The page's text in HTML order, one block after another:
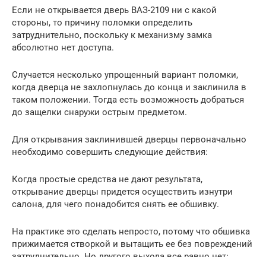
Если не открывается дверь ВАЗ-2109 ни с какой
стороны, то причину поломки определить
затруднительно, поскольку к механизму замка
абсолютно нет доступа.
Случается несколько упрощенный вариант поломки,
когда дверца не захлопнулась до конца и заклинила в
таком положении. Тогда есть возможность добраться
до защелки снаружи острым предметом.
Для открывания заклинившей дверцы первоначально
необходимо совершить следующие действия:
Когда простые средства не дают результата,
открывание дверцы придется осуществить изнутри
салона, для чего понадобится снять ее обшивку.
На практике это сделать непросто, потому что обшивка
прижимается створкой и вытащить ее без повреждений